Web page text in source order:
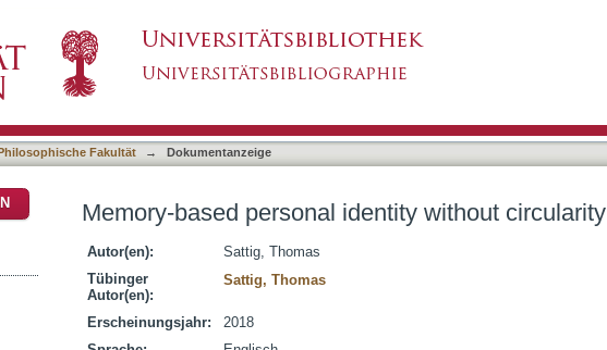
Fakultät → Dokumentanzeige
Memory-based personal identity without circularity
Autor(en):
Sattig, Thomas
Tübinger
Autor(en):
Sattig, Thomas
Erscheinungsjahr:
2018